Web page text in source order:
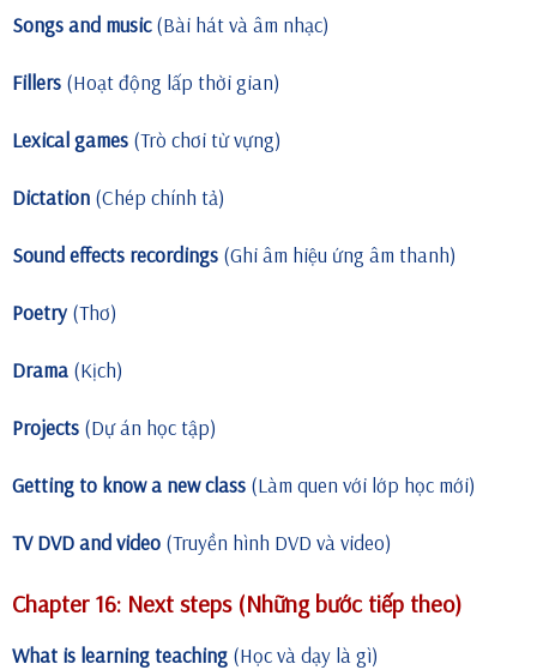
Songs and music(Bài hát và âm nhạc)
Fillers (Hoạt động lấp thời gian)
Lexical games (Trò chơi từ vựng)
Dictation (Chép chính tả)
Sound effects recordings (Ghi âm hiệu ứng âm thanh)
Poetry (Thơ)
Drama (Kịch)
Projects (Dự án học tập)
Getting to know a new class (Làm quen với lớp học mới)
TV DVD and video (Truyền hình DVD và video)
Chapter 16: Next steps (Những bước tiếp theo)
What is learning teaching (Học và dạy là gì)